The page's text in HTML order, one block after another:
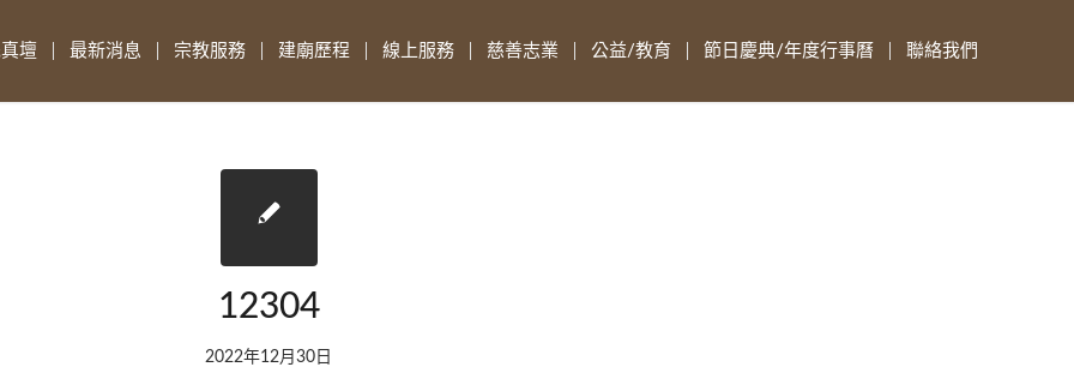
壇 最新消息 宗教服務 建廟歷程 線上服務 慈善志業 公益/教育 節日慶典/年度行事曆 聯絡我們
12304
2022年12月30日